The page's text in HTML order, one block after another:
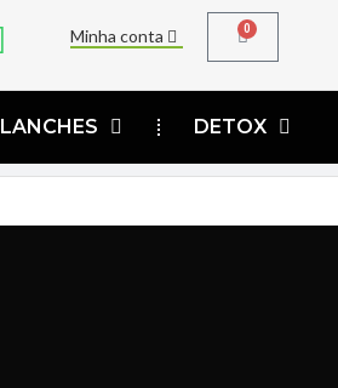
Minha conta 0
LANCHES DETOX